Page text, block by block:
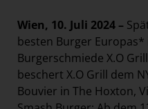
NMK
MEDIA
KONTAKT
Wien, 10. Juli 2024 –
besten Burger Europas*
Burgerschmiede X.O
beschert X.O Grill dem
Bouvier in The Hoxton,